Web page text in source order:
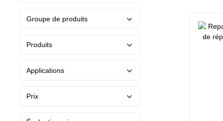
Groupe de produits
Produits
Applications
Prix